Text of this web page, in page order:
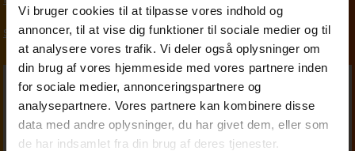
Vi bruger cookies til at tilpasse vores indhold og
annoncer, til at vise dig funktioner til sociale medier og til
at analysere vores trafik. Vi deler også oplysninger om
din brug af vores hjemmeside med vores partnere inden
for sociale medier, annonceringspartnere og
analysepartnere. Vores partnere kan kombinere disse
data med andre oplysninger, du har givet dem, eller som
de har indsamlet fra din brug af deres tjenester.
Skat, moms og afgifter